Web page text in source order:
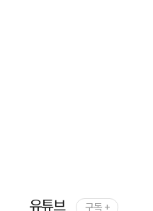
유튜브 구독 +